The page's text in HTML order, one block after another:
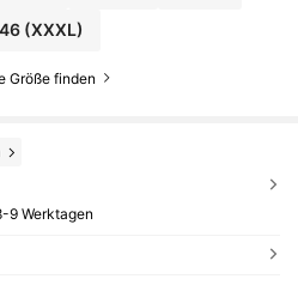
46(XXXL)
Größe finden
9 Werktagen